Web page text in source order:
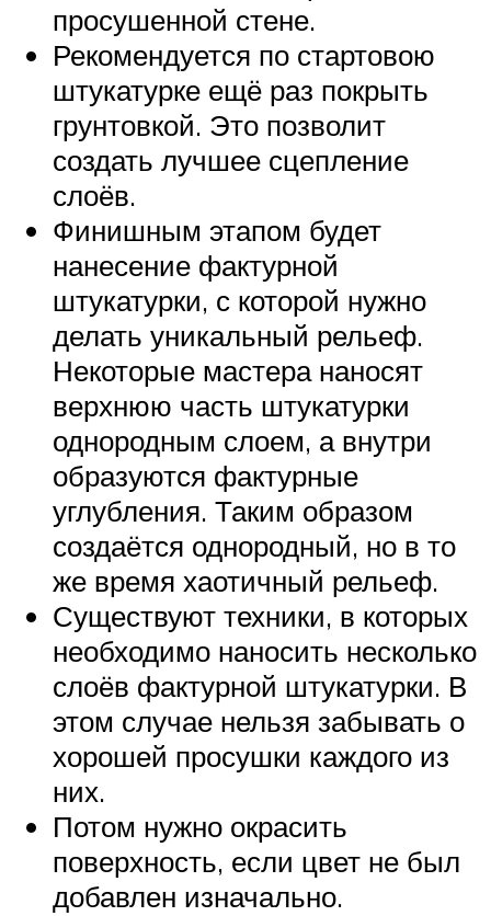
просушенной стене.
Рекомендуется по стартовою
штукатурке ещё раз покрыть
грунтовкой. Это позволит
создать лучшее сцепление
слоёв.
Финишным этапом будет
нанесение фактурной
штукатурки, с которой нужно
делать уникальный рельеф.
Некоторые мастера наносят
верхнюю часть штукатурки
однородным слоем, а внутри
образуются фактурные
углубления. Таким образом
создаётся однородный, но в то
же время хаотичный рельеф.
Существуют техники, в которых
необходимо наносить несколько
слоёв фактурной штукатурки. В
этом случае нельзя забывать о
хорошей просушки каждого из
них.
Потом нужно окрасить
поверхность, если цвет не был
добавлен изначально.